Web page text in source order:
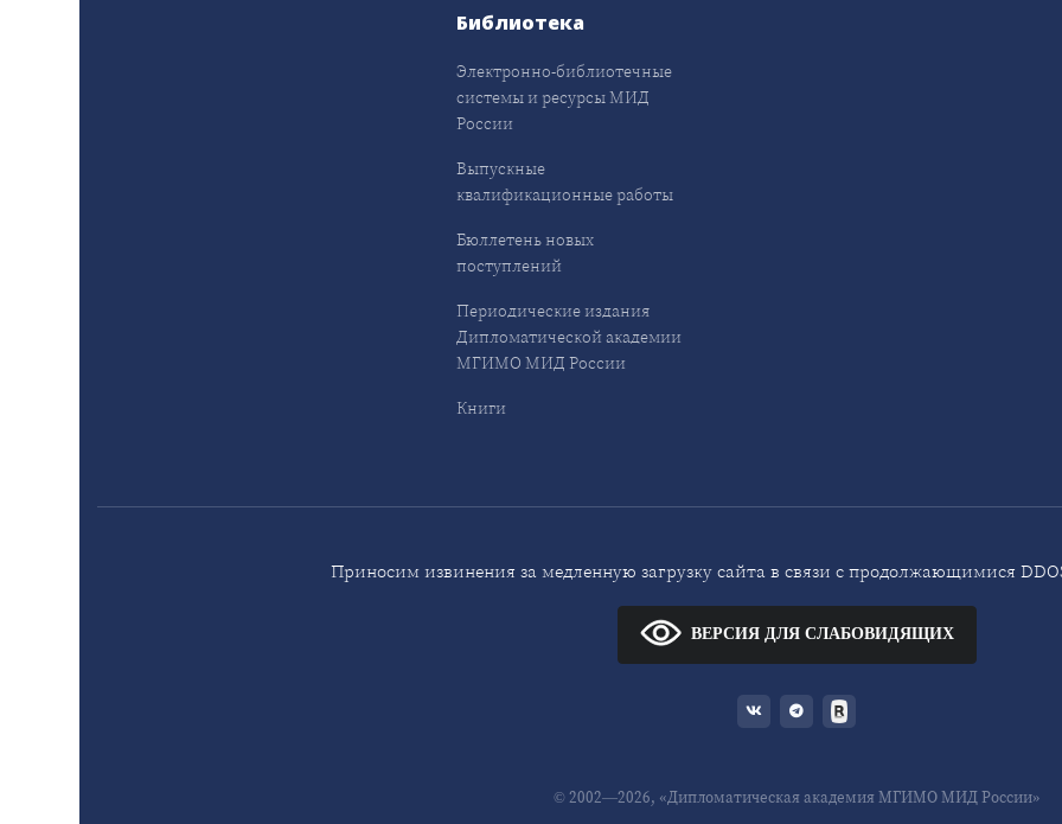
Библиотека
Электронно-библиотечные
системы и ресурсы МИД
России
Выпускные
квалификационные работы
Бюллетень новых
поступлений
Периодические издания
Дипломатической академии
МГИМО МИД России
Книги
Приносим извинения за медленную загрузку сайта в связи с продолжающимися
ВЕРСИЯ ДЛЯ СЛАБОВИДЯЩИХ
© 2002—2026, «Дипломатическая академия МГИМО МИД России»